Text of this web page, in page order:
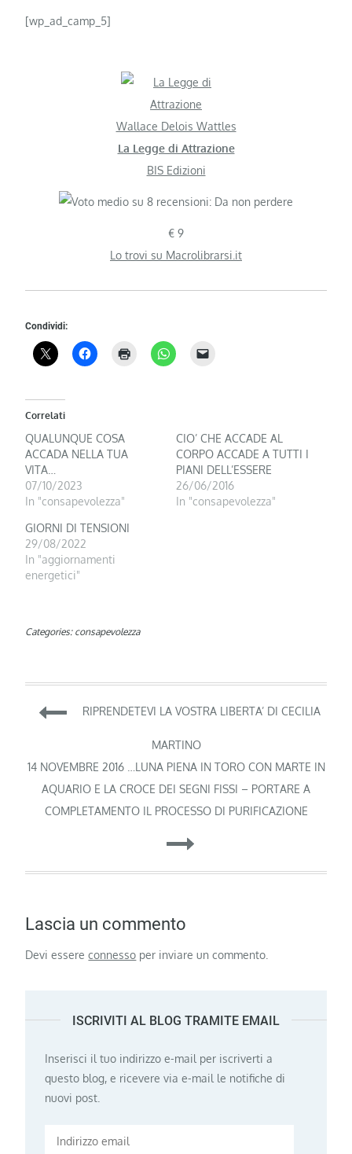
[wp_ad_camp_5]
Wallace Delois Wattles
La Legge di Attrazione
BIS Edizioni
€ 9
Lo trovi su Macrolibrarsi.it
Condividi:
Correlati
QUALUNQUE COSA
ACCADA NELLA TUA
VITA…
07/10/2023
In "consapevolezza"
CIO’ CHE ACCADE AL
CORPO ACCADE A TUTTI I
PIANI DELL’ESSERE
26/06/2016
In "consapevolezza"
GIORNI DI TENSIONI
29/08/2022
In "aggiornamenti
energetici"
Categories: consapevolezza
Navigazione
articoli
RIPRENDETEVI LA VOSTRA LIBERTA’ DI CECILIA
MARTINO
14 NOVEMBRE 2016 …LUNA PIENA IN TORO CON MARTE IN
AQUARIO E LA CROCE DEI SEGNI FISSI – PORTARE A
COMPLETAMENTO IL PROCESSO DI PURIFICAZIONE
Lascia un commento
Devi essereconnesso per inviare un commento.
ISCRIVITI AL BLOG TRAMITE EMAIL
Inserisci il tuo indirizzo e-mail per iscriverti a
questo blog, e ricevere via e-mail le notifiche di
nuovi post.
Indirizzo